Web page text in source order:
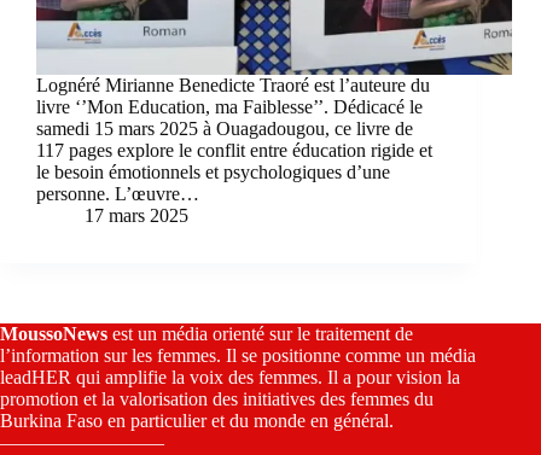
Lognéré Mirianne Benedicte Traoré est l’auteure du
livre ‘’Mon Education, ma Faiblesse’’. Dédicacé le
samedi 15 mars 2025 à Ouagadougou, ce livre de
117 pages explore le conflit entre éducation rigide et
le besoin émotionnels et psychologiques d’une
personne. L’œuvre…
17 mars 2025
MoussoNews est un média orienté sur le traitement de
l’information sur les femmes. Il se positionne comme un média
leadHER qui amplifie la voix des femmes. Il a pour vision la
promotion et la valorisation des initiatives des femmes du
Burkina Faso en particulier et du monde en général.
————————–